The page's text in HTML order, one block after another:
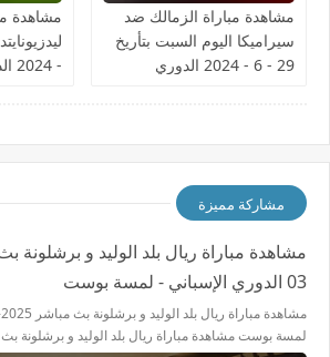
مشاهدة مباراة الزمالك ضد
سيراميكا اليوم السبت بتأريخ
29 - 6 - 2024 الدوري
مشاهدة
- 2024 الدور الـ 16
مشاركة مميزة
03 الدوري الإسباني - لمسة بوست
لمسة بوست مشاهدة مباراة ريال بلد الوليد و برشلونة